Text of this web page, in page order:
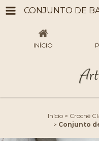
INÍCIO
Início > Crochê
> Conjunto